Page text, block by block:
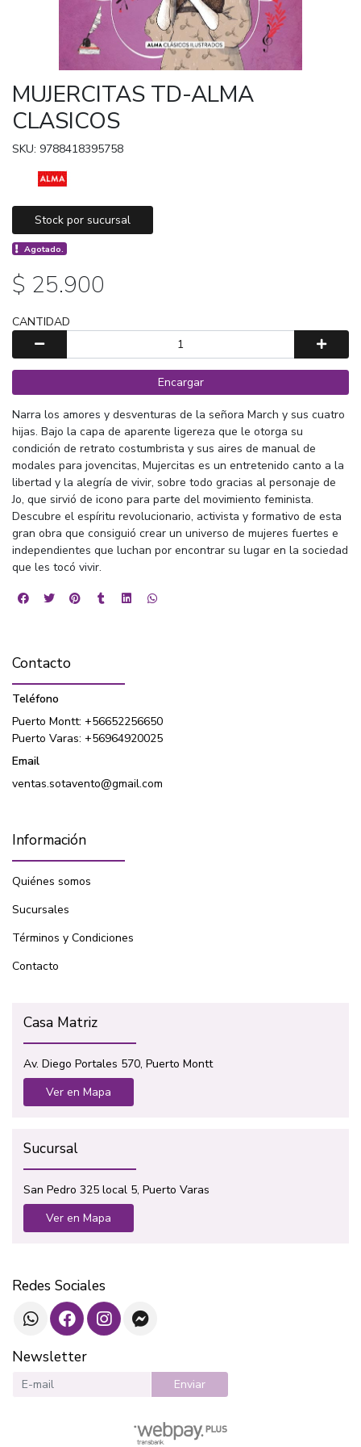
MUJERCITAS TD-ALMA
CLASICOS
SKU: 9788418395758
Stock por sucursal
Agotado.
$ 25.900
CANTIDAD
Encargar
Narra los amores y desventuras de la señora March y sus cuatro
hijas. Bajo la capa de aparente ligereza que le otorga su
condición de retrato costumbrista y sus aires de manual de
modales para jovencitas, Mujercitas es un entretenido canto a la
libertad y la alegría de vivir, sobre todo gracias al personaje de
Jo, que sirvió de icono para parte del movimiento feminista.
Descubre el espíritu revolucionario, activista y formativo de esta
gran obra que consiguió crear un universo de mujeres fuertes e
independientes que luchan por encontrar su lugar en la sociedad
que les tocó vivir.
Contacto
Teléfono
Puerto Montt: +56652256650
Puerto Varas: +56964920025
Email
ventas.sotavento@gmail.com
Información
Quiénes somos
Sucursales
Términos y Condiciones
Contacto
Casa Matriz
Av. Diego Portales 570, Puerto Montt
Ver en Mapa
Sucursal
San Pedro 325 local 5, Puerto Varas
Ver en Mapa
Redes Sociales
Newsletter
Enviar